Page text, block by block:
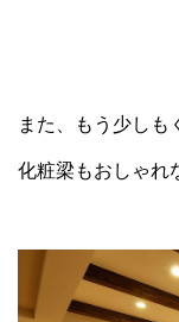
また、もう少しも
化粧梁もおしゃれ